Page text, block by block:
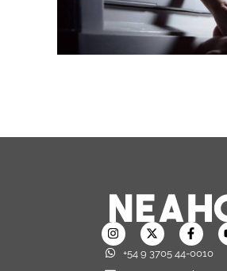
+54 9 3705 44-0010